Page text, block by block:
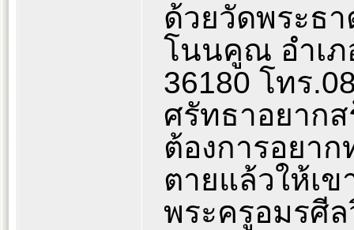
ด้วยวัดพระธ
โนนคูณ อำเ
36180 โทร
ศรัทธาอยาก
ต้องการอยา
ตายแล้วให้เ
พระครูอมรศีล